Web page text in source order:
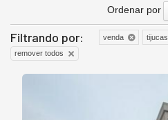
Ordenar por
Filtrando por: venda tijucas
remover todos